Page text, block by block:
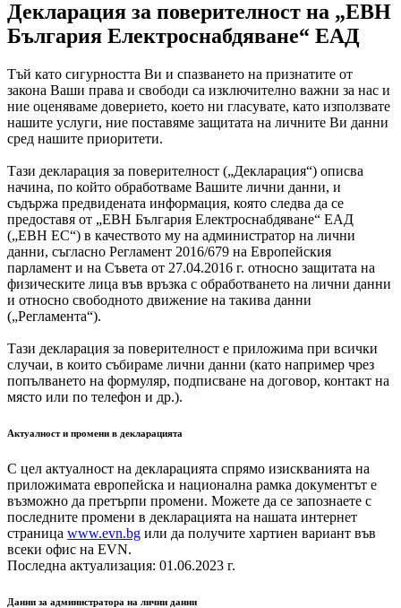
Декларация за поверителност на „ЕВН
България Електроснабдяване“ ЕАД
Тъй като сигурността Ви и спазването на признатите от
закона Ваши права и свободи са изключително важни за нас и
ние оценяваме доверието, което ни гласувате, като използвате
нашите услуги, ние поставяме защитата на личните Ви данни
сред нашите приоритети.
Тази декларация за поверителност („Декларация“) описва
начина, по който обработваме Вашите лични данни, и
съдържа предвидената информация, която следва да се
предоставя от „ЕВН България Електроснабдяване“ ЕАД
(„ЕВН ЕС“) в качеството му на администратор на лични
данни, съгласно Регламент 2016/679 на Европейския
парламент и на Съвета от 27.04.2016 г. относно защитата на
физическите лица във връзка с обработването на лични данни
и относно свободното движение на такива данни
(„Регламента“).
Тази декларация за поверителност е приложима при всички
случаи, в които събираме лични данни (като например чрез
попълването на формуляр, подписване на договор, контакт на
място или по телефон и др.).
Актуалност и промени в декларацията
С цел актуалност на декларацията спрямо изискванията на
приложимата европейска и национална рамка документът е
възможно да претърпи промени. Можете да се запознаете с
последните промени в декларацията на нашата интернет
страница www.evn.bg или да получите хартиен вариант във
всеки офис на EVN.
Последна актуализация: 01.06.2023 г.
Данни за администратора на лични данни